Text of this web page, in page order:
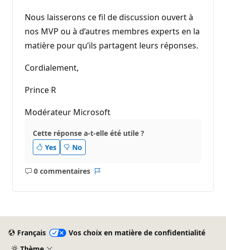
Nous laisserons ce fil de discussion ouvert à
nos MVP ou à d’autres membres experts en la
matière pour qu’ils partagent leurs réponses.
Cordialement,
Prince R
Modérateur Microsoft
Cette réponse a-t-elle été utile ?
Yes
No
0 commentaires
Aucun
Français
Vos choix en matière de confidentialité